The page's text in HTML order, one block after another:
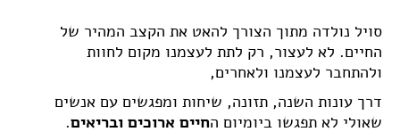
סויל נולדה מתוך הצורך להאט את הקצב המהיר של
החיים. לא לעצור, רק לתת לעצמנו מקום לחוות
ולהתחבר לעצמנו ולאחרים,
דרך עונות השנה, תזונה, שיחות ומפגשים עם אנשים
שאולי לא תפגשו ביומיום החיים ארוכים ובריאים.